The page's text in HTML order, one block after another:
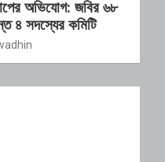
অভিযোগ: জবির ৬৮
৪ সদস্যের কমিটি